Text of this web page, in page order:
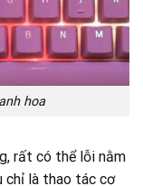
hoa
rất có thể lỗi nằm
chỉ là thao tác cơ